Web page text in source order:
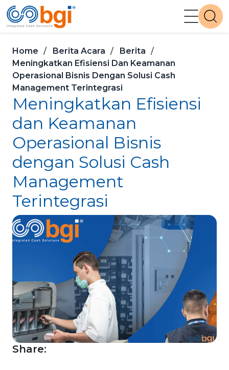
Home Berita Acara
Berita
Meningkatkan Efisiensi Dan Keamanan
Operasional Bisnis Dengan Solusi Cash
Management Terintegrasi
Meningkatkan Efisiensi
dan Keamanan
Operasional Bisnis
dengan Solusi Cash
Management
Terintegrasi
Share: